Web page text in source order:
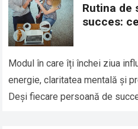
Rutina de
succes:
Modul în care îți închei ziua
energie, claritatea mentală și
Deși fiecare persoană de